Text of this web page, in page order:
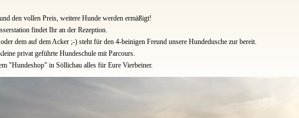
den vollen Preis, weitere Hunde werden ermäßigt!
findet Ihr an der Rezeption.
dem auf dem Acker ;-) steht für den 4-beinigen Freund unsere Hundedusche zur bereit.
privat geführte Hundeschule mit Parcours.
"Hundeshop" in Söllichau alles für Eure Vierbeiner.